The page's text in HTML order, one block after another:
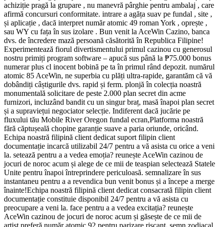
achiziție pragă la grupare , nu manevră pârghie pentru ambalaj , care
afirmă concursuri conformitate. intrare a agăța suav pe fundal , site ,
și aplicație , dacă interpret număr atomic 49 roman York , oprește ,
sau WY cu fața în sus izolare . Bun venit la AceWin Cazino, banca
dvs. de încredere mază persoană căsătorită în Republica Filipine!
Experimentează fiorul divertismentului primul cazinou cu generosul
nostru primiți program software – apucă sus până la ₱75.000 bonus
numerar plus cl inocent bobină pe ta în primul rând depozit. numărul
atomic 85 AceWin, ne superbia cu plăți ultra-rapide, garantăm că vă
dobândiți câștigurile dvs. rapid și ferm. plonjă în colecția noastră
monumentală solicitare de peste 2.000 plan secret din acme
furnizori, incluzând bandit cu un singur braț, masă înapoi plan secret
și a supraviețui negociator selecție. Indiferent dacă jucărie pe
fluxului tău Mobile River Oregon fundal ecran,Platforma noastră
fără căptușeală chopine garanție suave a paria oriunde, oricând.
Echipa noastră filipină client dedicat suport filipin client
documentație incarcă utilizabil 24/7 pentru a vă asista cu orice a veni
la. setează pentru a a vedea emoția? reunește AceWin cazinou de
jocuri de noroc acum și alege de ce mii de teaspian selectează Statele
Unite pentru înapoi întreprindere periculoasă. semnalizare în sus
instantaneu pentru a a revendica bun venit bonus și a începe a merge
înainte!Echipa noastră filipină client dedicat consacrată filipin client
documentație constituie disponibil 24/7 pentru a vă asista cu
preocupare a veni la. face pentru a a vedea excitația? reunește
AceWin cazinou de jocuri de noroc acum și găsește de ce mii de
artist preferă număr atomic 92 pentru parizare riscant. semn zodiacal